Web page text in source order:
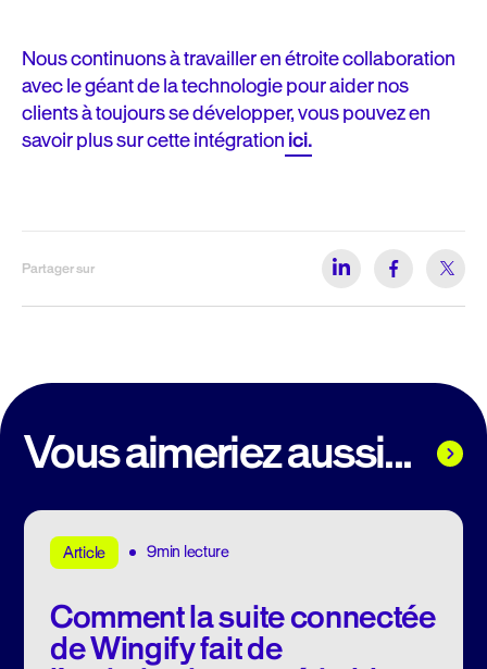
Nous continuons à travailler en étroite collaboration
avec le géant de la technologie pour aider nos
clients à toujours se développer, vous pouvez en
savoir plus sur cette intégrationici.
Partager sur
Vous aimeriez aussi...
Article 9min lecture
Comment la suite connectée
de Wingify fait de